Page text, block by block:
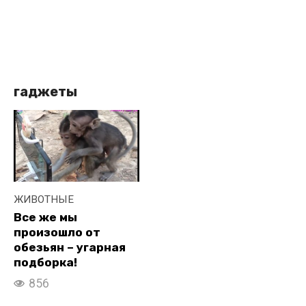
гаджеты
ЖИВОТНЫЕ
Все же мы
произошло от
обезьян – угарная
подборка!
856